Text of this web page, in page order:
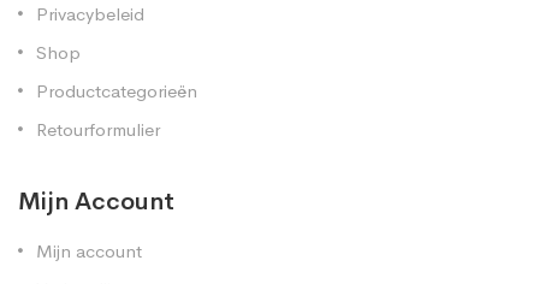
Privacybeleid
Shop
Productcategorieën
Retourformulier
Mijn Account
Mijn account